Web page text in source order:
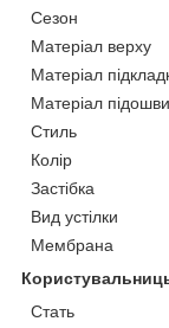
Сезон
Матеріал верху
Матеріал
Матеріал підошви
Стиль
Колір
Застібка
Вид устілки
Мембрана
Стать